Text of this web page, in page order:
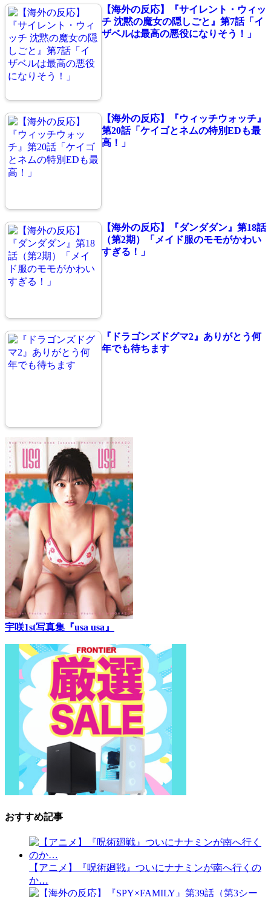
【海外の反応】『サイレント・ウィッ
チ 沈黙の魔女の隠しごと』第7話「イ
ザベルは最高の悪役になりそう！」
【海外の反応】『ウィッチウォッチ』
第20話「ケイゴとネムの特別EDも最
高！」
【海外の反応】『ダンダダン』第18話
（第2期）「メイド服のモモがかわい
すぎる！」
『ドラゴンズドグマ2』ありがとう何
年でも待ちます
宇咲1st写真集『usa usa』
おすすめ記事
【アニメ】『呪術廻戦』ついにナナミンが南へ行くの
か…